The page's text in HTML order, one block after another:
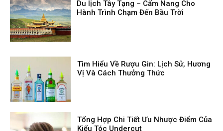
Du lịch Tây Tạng – Cẩm Nang Cho
Hành Trình Chạm Đến Bầu Trời
Tìm Hiểu Về Rượu Gin: Lịch Sử, Hương
Vị Và Cách Thưởng Thức
Tổng Hợp Chi Tiết Ưu Nhược Điểm Của
Kiểu Tóc Undercut